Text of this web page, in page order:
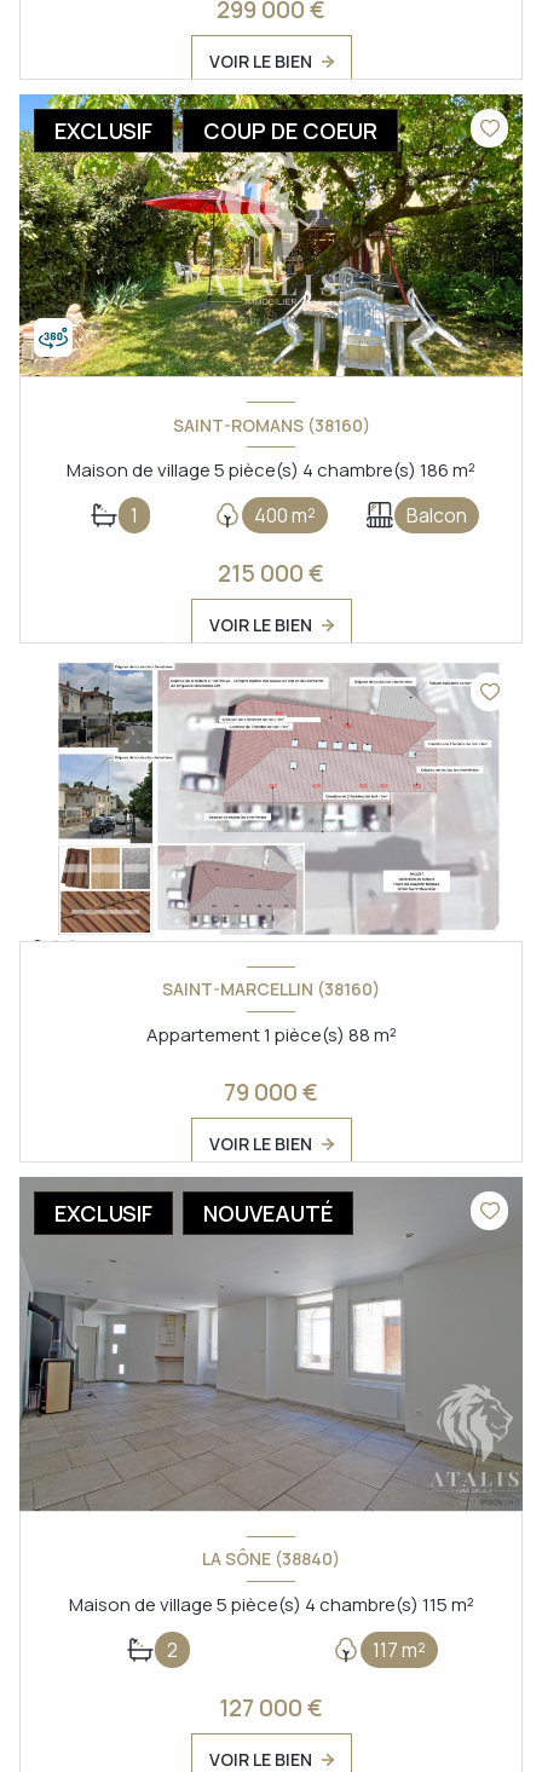
299 000 €
VOIR LE BIEN
EXCLUSIF COUP DE COEUR
SAINT-ROMANS (38160)
Maison de village 5 pièce(s) 4 chambre(s) 186 m²
1 400 m² Balcon
215 000 €
VOIR LE BIEN
SAINT-MARCELLIN (38160)
Appartement 1 pièce(s) 88 m²
79 000 €
VOIR LE BIEN
EXCLUSIF NOUVEAUTÉ
LA SÔNE (38840)
Maison de village 5 pièce(s) 4 chambre(s) 115 m²
2 117 m²
127 000 €
VOIR LE BIEN